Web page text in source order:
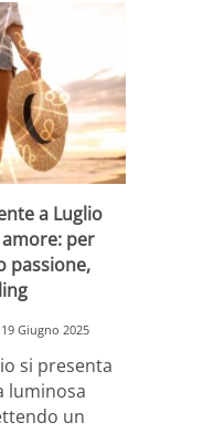
a Luglio
per
passione,
19 Giugno 2025
si presenta
luminosa
un